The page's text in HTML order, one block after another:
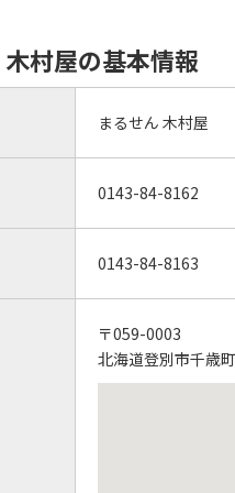
村屋の基本情報
まるせん 木村屋
0143-84-8162
0143-84-8163
〒059-0003
北海道登別市千歳